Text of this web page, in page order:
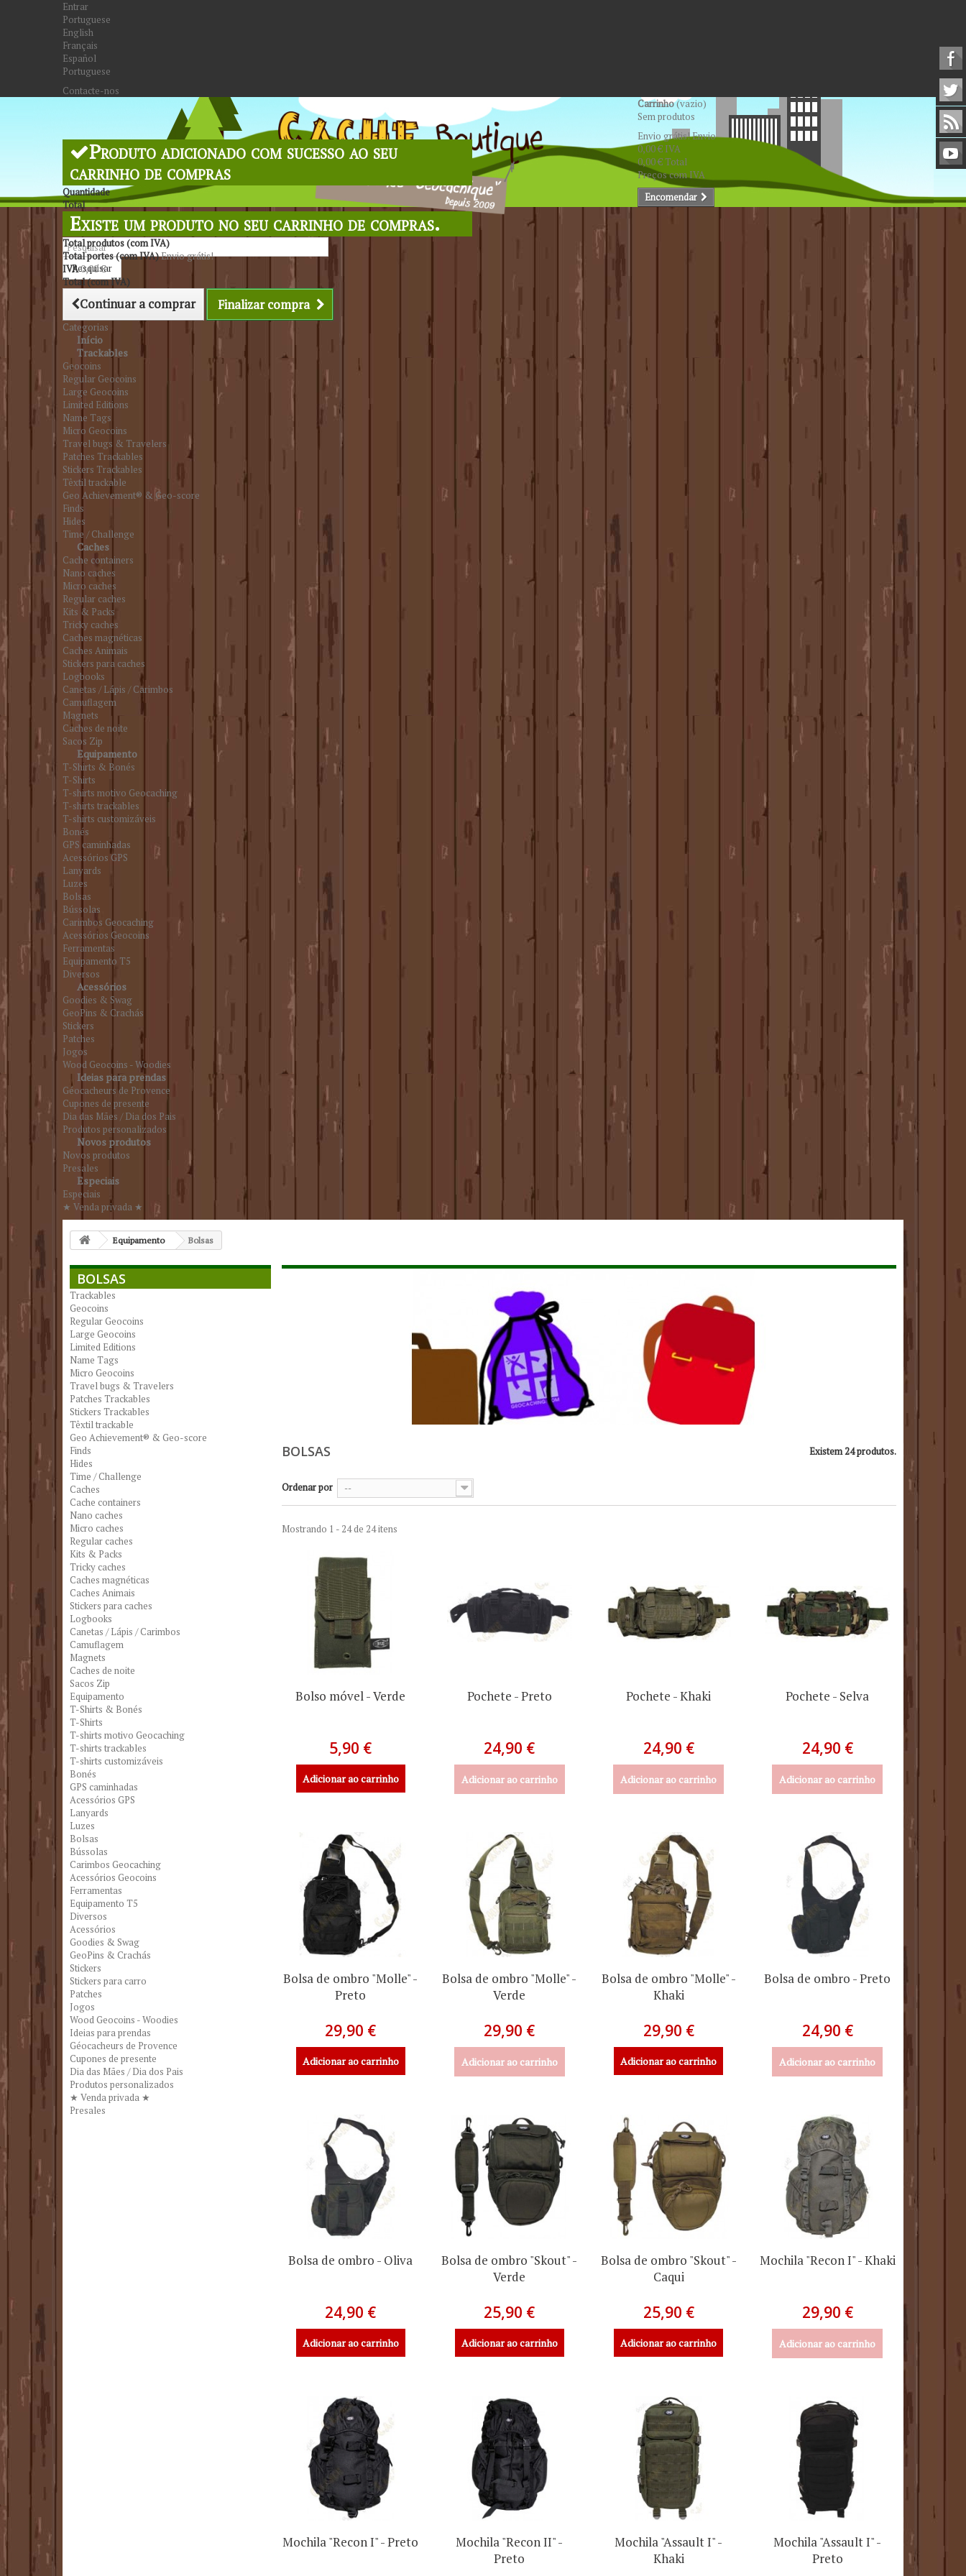
Entrar
Portuguese
English
Français
Español
Portuguese
Contacte-nos
Pesquisar
Carrinho(vazio)
Sem produtos
Envio grátis!Envio
0,00 € IVA
0,00 €Total
Preços com IVA
Encomendar
Produto adicionado com sucesso ao seu
carrinho de compras
Quantidade
Total
Existe um produto no seu carrinho de compras.
Total produtos (com IVA)
Total portes (com IVA)Envio grátis!
IVA0,00 €
Total (com IVA)
Continuar a comprar Finalizar compra
Categorias
Início
Trackables
Geocoins
Regular Geocoins
Large Geocoins
Limited Editions
Name Tags
Micro Geocoins
Travel bugs & Travelers
Patches Trackables
Stickers Trackables
Têxtil trackable
Geo Achievement® & Geo-score
Finds
Hides
Time / Challenge
Caches
Cache containers
Nano caches
Micro caches
Regular caches
Kits & Packs
Tricky caches
Caches magnéticas
Caches Animais
Stickers para caches
Logbooks
Canetas / Lápis / Carimbos
Camuflagem
Magnets
Caches de noite
Sacos Zip
Equipamento
T-Shirts & Bonés
T-Shirts
T-shirts motivo Geocaching
T-shirts trackables
T-shirts customizáveis
Bonés
GPS caminhadas
Acessórios GPS
Lanyards
Luzes
Bolsas
Bússolas
Carimbos Geocaching
Acessórios Geocoins
Ferramentas
Equipamento T5
Diversos
Acessórios
Goodies & Swag
GeoPins & Crachás
Stickers
Patches
Jogos
Wood Geocoins - Woodies
Ideias para prendas
Géocacheurs de Provence
Cupones de presente
Dia das Mães / Dia dos Pais
Produtos personalizados
Novos produtos
Novos produtos
Presales
Especiais
Especiais
★ Venda privada ★
Equipamento Bolsas
BOLSAS
Trackables
Geocoins
Regular Geocoins
Large Geocoins
Limited Editions
Name Tags
Micro Geocoins
Travel bugs & Travelers
Patches Trackables
Stickers Trackables
Têxtil trackable
Geo Achievement® & Geo-score
Finds
Hides
Time / Challenge
Caches
Cache containers
Nano caches
Micro caches
Regular caches
Kits & Packs
Tricky caches
Caches magnéticas
Caches Animais
Stickers para caches
Logbooks
Canetas / Lápis / Carimbos
Camuflagem
Magnets
Caches de noite
Sacos Zip
Equipamento
T-Shirts & Bonés
T-Shirts
T-shirts motivo Geocaching
T-shirts trackables
T-shirts customizáveis
Bonés
GPS caminhadas
Acessórios GPS
Lanyards
Luzes
Bolsas
Bússolas
Carimbos Geocaching
Acessórios Geocoins
Ferramentas
Equipamento T5
Diversos
Acessórios
Goodies & Swag
GeoPins & Crachás
Stickers
Stickers para carro
Patches
Jogos
Wood Geocoins - Woodies
Ideias para prendas
Géocacheurs de Provence
Cupones de presente
Dia das Mães / Dia dos Pais
Produtos personalizados
★ Venda privada ★
Presales
BOLSAS Existem 24 produtos.
Ordenar por --
Mostrando 1 - 24 de 24 itens
Bolso móvel - Verde
5,90 €
Adicionar ao carrinho
Pochete - Preto
24,90 €
Adicionar ao carrinho
Pochete - Khaki
24,90 €
Adicionar ao carrinho
Pochete - Selva
24,90 €
Adicionar ao carrinho
Bolsa de ombro "Molle" -
Preto
29,90 €
Adicionar ao carrinho
Bolsa de ombro "Molle" -
Verde
29,90 €
Adicionar ao carrinho
Bolsa de ombro "Molle" -
Khaki
29,90 €
Adicionar ao carrinho
Bolsa de ombro - Preto
24,90 €
Adicionar ao carrinho
Bolsa de ombro - Oliva
24,90 €
Adicionar ao carrinho
Bolsa de ombro "Skout" -
Verde
25,90 €
Adicionar ao carrinho
Bolsa de ombro "Skout" -
Caqui
25,90 €
Adicionar ao carrinho
Mochila "Recon I" - Khaki
29,90 €
Adicionar ao carrinho
Mochila "Recon I" - Preto
Mochila "Recon II" -
Preto
Mochila "Assault I" -
Khaki
Mochila "Assault I" -
Preto